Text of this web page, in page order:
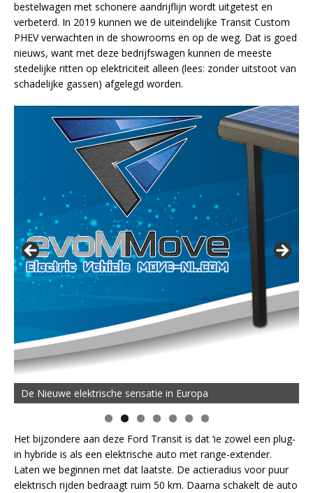
bestelwagen met schonere aandrijflijn wordt uitgetest en
verbeterd. In 2019 kunnen we de uiteindelijke Transit Custom
PHEV verwachten in de showrooms en op de weg. Dat is goed
nieuws, want met deze bedrijfswagen kunnen de meeste
stedelijke ritten op elektriciteit alleen (lees: zonder uitstoot van
schadelijke gassen) afgelegd worden.
De Nieuwe elektrische sensatie in Europa
Het bijzondere aan deze Ford Transit is dat ‘ie zowel een plug-
in hybride is als een elektrische auto met range-extender.
Laten we beginnen met dat laatste. De actieradius voor puur
elektrisch rijden bedraagt ruim 50 km. Daarna schakelt de auto